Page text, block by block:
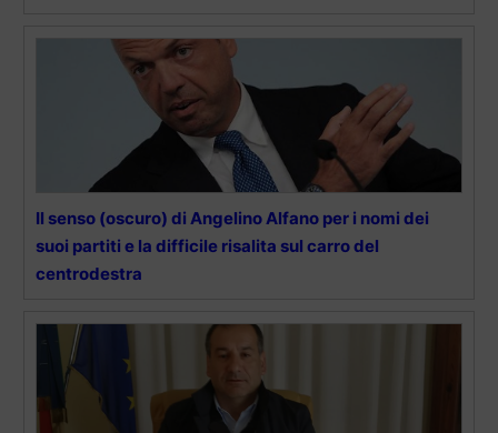
Il senso (oscuro) di Angelino Alfano per i nomi dei
suoi partiti e la difficile risalita sul carro del
centrodestra